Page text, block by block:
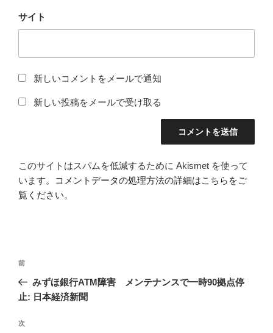
サイト
新しいコメントをメールで通知
新しい投稿をメールで受け取る
このサイトはスパムを低減するために Akismet を使って
います。
コメントデータの処理方法の詳細はこちらをご
覧ください。
投
ナ
ゲ
前
の
投
前
みずほ銀行ATM障害 メンテナンスで一時90拠点停
止: 日本経済新聞
次
次